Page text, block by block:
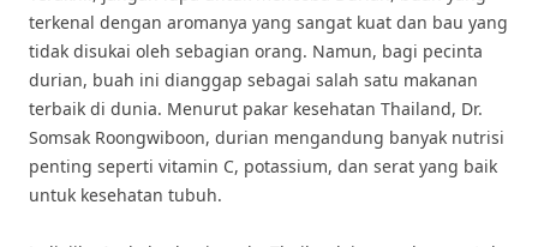
terkenal dengan aromanya yang sangat kuat dan bau yang
tidak disukai oleh sebagian orang. Namun, bagi pecinta
durian, buah ini dianggap sebagai salah satu makanan
terbaik di dunia. Menurut pakar kesehatan Thailand, Dr.
Somsak Roongwiboon, durian mengandung banyak nutrisi
penting seperti vitamin C, potassium, dan serat yang baik
untuk kesehatan tubuh.